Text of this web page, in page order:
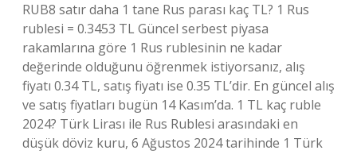
RUB8 satır daha 1 tane Rus parası kaç TL? 1 Rus
rublesi = 0.3453 TL Güncel serbest piyasa
rakamlarına göre 1 Rus rublesinin ne kadar
değerinde olduğunu öğrenmek istiyorsanız, alış
fiyatı 0.34 TL, satış fiyatı ise 0.35 TL’dir. En güncel alış
ve satış fiyatları bugün 14 Kasım’da. 1 TL kaç ruble
2024? Türk Lirası ile Rus Rublesi arasındaki en
düşük döviz kuru, 6 Ağustos 2024 tarihinde 1 Türk